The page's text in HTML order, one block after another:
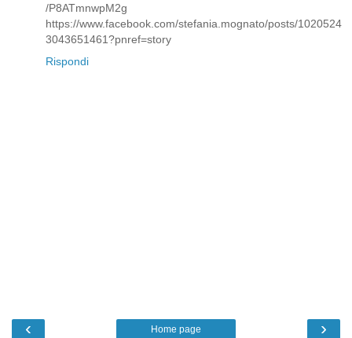
/P8ATmnwpM2g
https://www.facebook.com/stefania.mognato/posts/1020524
3043651461?pnref=story
Rispondi
‹ ›
Home page